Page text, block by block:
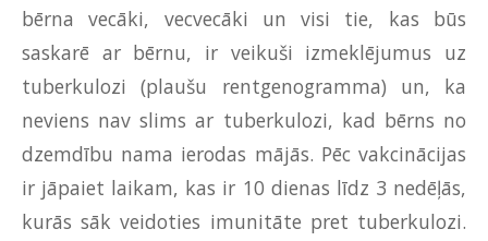
bērna vecāki, vecvecāki un visi tie, kas būs
saskarē ar bērnu, ir veikuši izmeklējumus uz
tuberkulozi (plaušu rentgenogramma) un, ka
neviens nav slims ar tuberkulozi, kad bērns no
dzemdību nama ierodas mājās. Pēc vakcinācijas
ir jāpaiet laikam, kas ir 10 dienas līdz 3 nedēļās,
kurās sāk veidoties imunitāte pret tuberkulozi.